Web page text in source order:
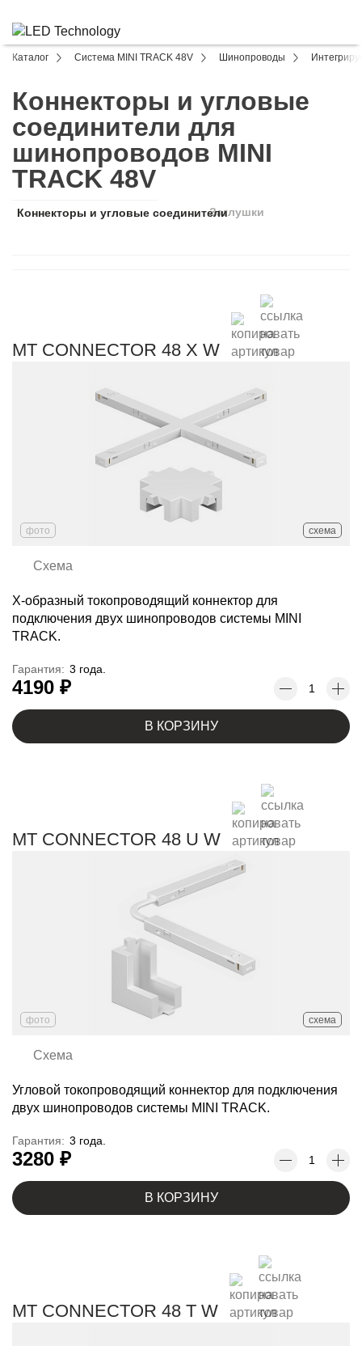
Каталог Система MINI TRACK 48V Шинопроводы
Коннекторы и угловые
соединители для
шинопроводов MINI
TRACK 48V
Коннекторы и угловые соединителиЗаглушки
MT CONNECTOR 48 X W
фото схема
Схема
X-образный токопроводящий коннектор для
подключения двух шинопроводов системы MINI
TRACK.
Гарантия: 3 года.
4190 ₽
В КОРЗИНУ
MT CONNECTOR 48 U W
фото схема
Схема
Угловой токопроводящий коннектор для подключения
двух шинопроводов системы MINI TRACK.
Гарантия: 3 года.
3280 ₽
В КОРЗИНУ
MT CONNECTOR 48 T W